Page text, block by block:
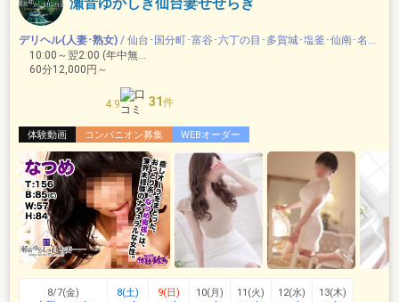
デリヘル(人妻･熟女) / 仙台･国分町･富谷･六丁の目･多賀城･塩釜･仙南･名取岩沼
10:00～翌2:00 (年中無休)
60分12,000円～
4.9 31件
体験動画 コンパニオン募集 WEBオーダー
8/7(金) 8(土) 9(日) 10(月) 11(火) 12(水) 13(木)